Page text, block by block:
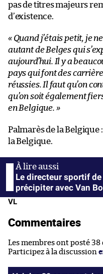
pas de titres majeurs
d’existence.
« Quand j’étais petit, je
autant de Belges qui
aujourd’hui. Il y a
pays qui font des
réussies. Il faut qu’on
qu’on soit également
en Belgique. »
Palmarès de la
la Belgique.
Le directeur sportif
précipiter avec Van
VL
Commentaires
Les membres ont posté
Participez à la discussion